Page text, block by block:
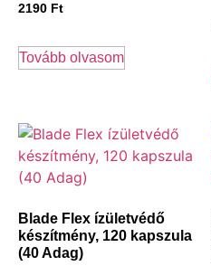
2190 Ft
Tovább olvasom
Blade Flex ízületvédő
készítmény, 120 kapszula
(40 Adag)